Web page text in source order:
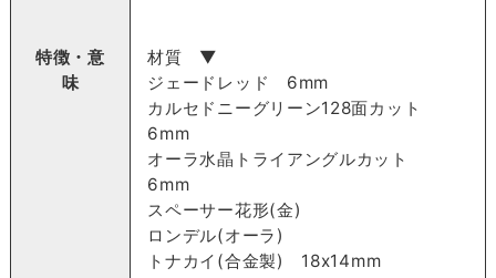
特徴・意
味
材質 ▼
ジェードレッド 6mm
カルセドニーグリーン128面カット
6mm
オーラ水晶トライアングルカット
6mm
スペーサー花形(金)
ロンデル(オーラ)
トナカイ(合金製) 18x14mm